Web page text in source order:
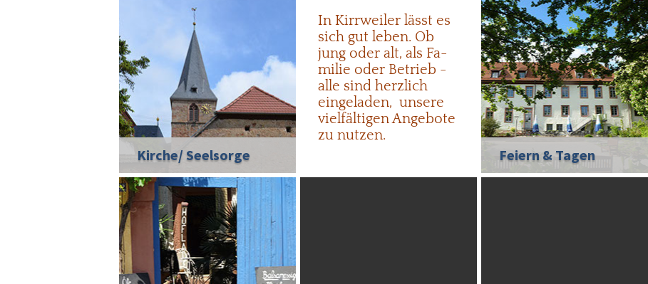
Kirche/ Seelsorge
In Kirr­weiler lässt es
sich gut le­ben. Ob
jung oder alt, als Fa­
mi­lie oder Be­trieb -
alle sind herz­lich
ein­ge­la­den, un­sere
viel­fäl­ti­gen An­ge­bo­te
zu nut­zen.
Feiern & Tagen